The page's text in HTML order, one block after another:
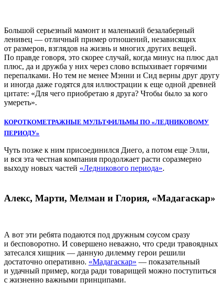
Большой серьезный мамонт и маленький безалаберный
ленивец — отличный пример отношений, независящих
от размеров, взглядов на жизнь и многих других вещей.
По правде говоря, это скорее случай, когда минус на плюс дал
плюс, да и дружба у них через слово вспыхивает горячими
перепалками. Но тем не менее Мэнни и Сид верны друг другу
и иногда даже годятся для иллюстрации к еще одной древней
цитате: «Для чего приобретаю я друга? Чтобы было за кого
умереть».
КОРОТКОМЕТРАЖНЫЕ МУЛЬТФИЛЬМЫ ПО «ЛЕДНИКОВОМУ
ПЕРИОДУ»
Чуть позже к ним присоединился Диего, а потом еще Элли,
и вся эта честная компания продолжает расти соразмерно
выходу новых частей «Ледникового периода».
Алекс, Марти, Мелман и Глория, «Мадагаскар»
А вот эти ребята подаются под дружным соусом сразу
и бесповоротно. И совершено неважно, что среди травоядных
затесался хищник — данную дилемму герои решили
достаточно оперативно. «Мадагаскар» — показательный
и удачный пример, когда ради товарищей можно поступиться
с жизненно важными принципами.